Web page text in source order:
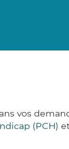
vos
(PCH)